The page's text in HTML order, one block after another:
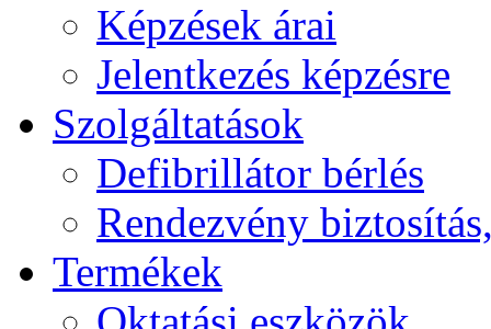
Képzések árai
Jelentkezés képzésre
Szolgáltatások
Defibrillátor bérlés
Rendezvény
Termékek